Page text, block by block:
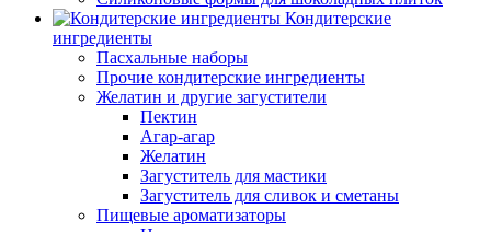
Кондитерские
ингредиенты
Пасхальные наборы
Прочие кондитерские ингредиенты
Желатин и другие загустители
Пектин
Агар-агар
Желатин
Загуститель для мастики
Загуститель для сливок и сметаны
Пищевые ароматизаторы